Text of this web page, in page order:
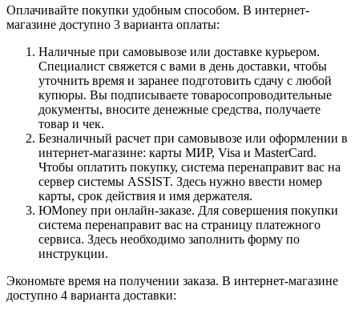
Оплачивайте покупки удобным способом. В интернет-
магазине доступно 3 варианта оплаты:
Наличные при самовывозе или доставке курьером.
Специалист свяжется с вами в день доставки, чтобы
уточнить время и заранее подготовить сдачу с любой
купюры. Вы подписываете товаросопроводительные
документы, вносите денежные средства, получаете
товар и чек.
Безналичный расчет при самовывозе или оформлении в
интернет-магазине: карты МИР, Visa и MasterCard.
Чтобы оплатить покупку, система перенаправит вас на
сервер системы ASSIST. Здесь нужно ввести номер
карты, срок действия и имя держателя.
ЮMoney при онлайн-заказе. Для совершения покупки
система перенаправит вас на страницу платежного
сервиса. Здесь необходимо заполнить форму по
инструкции.
Экономьте время на получении заказа. В интернет-магазине
доступно 4 варианта доставки: